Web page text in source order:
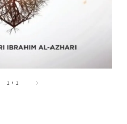
1 / 1